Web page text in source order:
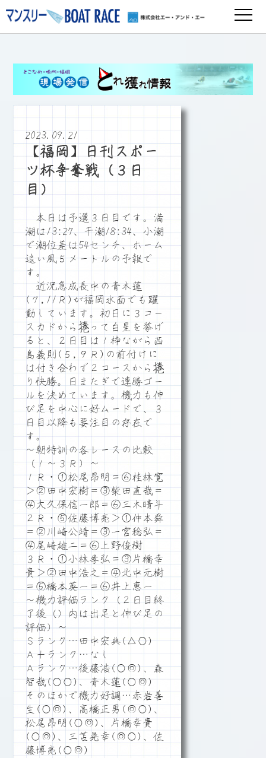
2023.09.21
【福岡】日刊スポー
ツ杯争奪戦（３日
目）
本日は予選３日目です。満
潮は13:27、干潮18:34、小潮
で潮位差は54センチ、ホーム
追い風５メートルの予報で
す。
近況急成長中の青木蓮
(７,11Ｒ)が福岡水面でも躍
動しています。初日に３コー
スカドから捲って白星を挙げ
ると、２日目は１枠ながら西
島義則(５,９Ｒ)の前付けに
は付き合わず２コースから捲
り快勝。日またぎで連勝ゴー
ルを決めています。機力も伸
び足を中心に好ムードで、３
日目以降も要注目の存在で
す。
～朝特訓の各レースの比較
（１～３Ｒ）～
１Ｒ・①松尾昂明＝⑥桂林寛
＞②田中宏樹＝③柴田直哉＝
④大久保信一郎＝⑥三木晴斗
２Ｒ・⑤佐藤博亮＞①仲本舜
＝②川崎公靖＝③一宮稔弘＝
④尾崎雄二＝⑥上野俊樹
３Ｒ・①小林孝弘＝③片橋幸
貴＞②田中浩之＝④北中元樹
＝⑤橋本英一＝⑥井上恵一
～機力評価ランク（２日目終
了後（）内は出足と伸び足の
評価）～
Ｓランク…田中宏典(△○)
Ａ＋ランク…なし
Ａランク…後藤浩(○◎)、森
智哉(○○)、青木蓮(○◎)
そのほかで機力好調…赤岩善
生(○◎)、高橋正男(◎○)、
松尾昂明(○◎)、片橋幸貴
(○◎)、三苫晃幸(◎○)、佐
藤博亮(○◎)